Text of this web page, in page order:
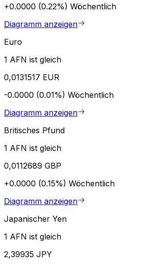
+0.0000 (0.22%) Wöchentlich
Diagramm anzeigen
Euro
1 AFN ist gleich
0,0131517 EUR
-0.0000 (0.01%) Wöchentlich
Diagramm anzeigen
Britisches Pfund
1 AFN ist gleich
0,0112689 GBP
+0.0000 (0.15%) Wöchentlich
Diagramm anzeigen
Japanischer Yen
1 AFN ist gleich
2,39935 JPY